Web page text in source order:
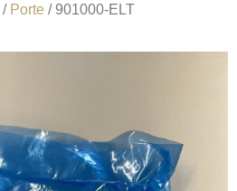
/ Porte / 901000-ELT